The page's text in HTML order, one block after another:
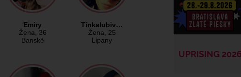
Emiry
Žena, 36
Banské
Tinkalubiv…
Žena, 25
Lipany